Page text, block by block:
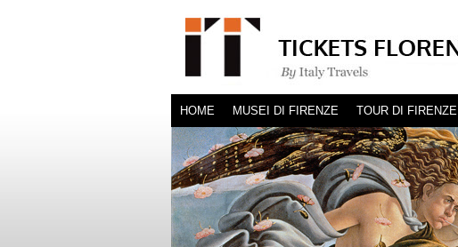
HOME MUSEI DI FIRENZE TOUR DI FIRENZE